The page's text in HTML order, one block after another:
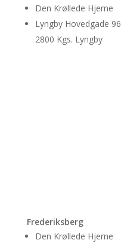
Den Krøllede Hjerne
Lyngby Hovedgade 96
2800 Kgs. Lyngby
Frederiksberg
Den Krøllede Hjerne